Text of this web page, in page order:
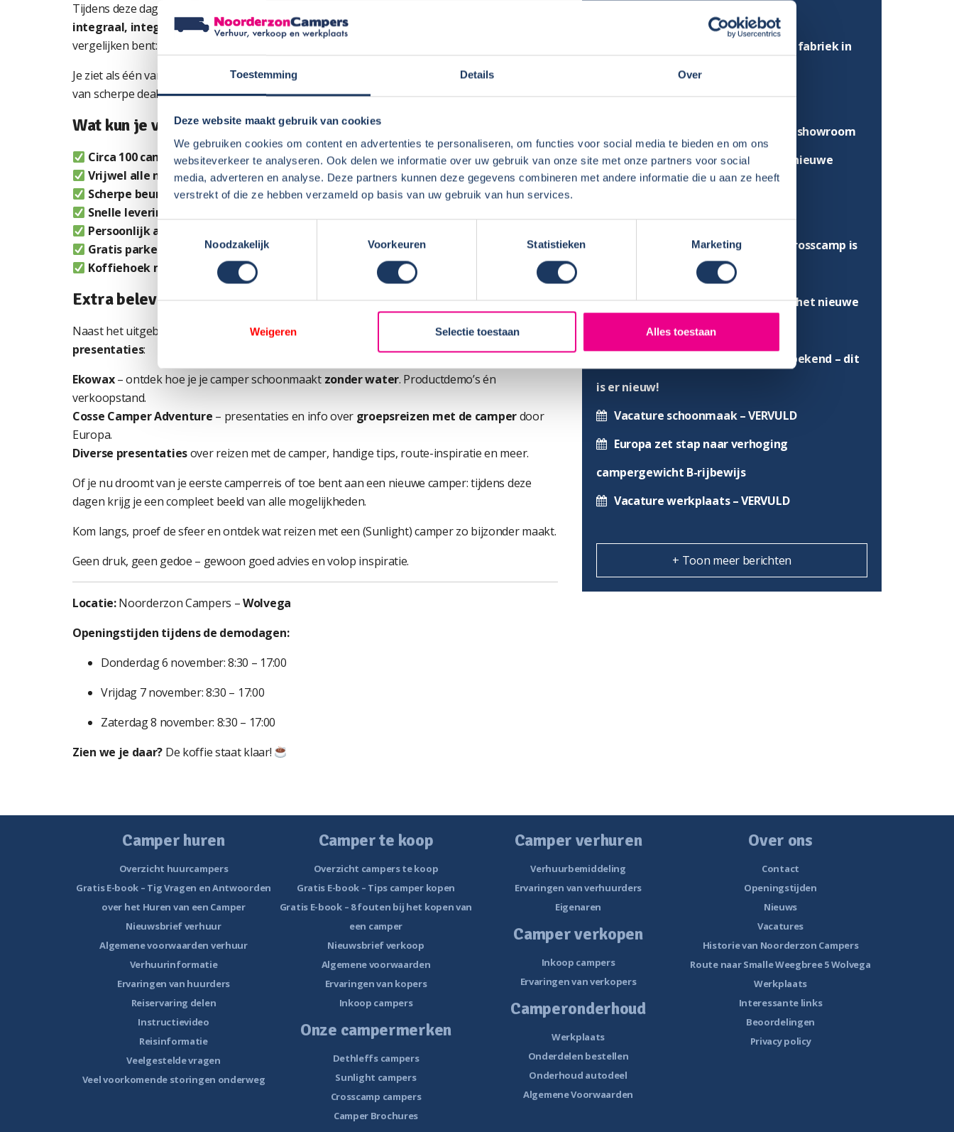
Toestemming Details Over
Deze website maakt gebruik van cookies
We gebruiken cookies om content en advertenties te personaliseren, om functies voor social media te bieden en om ons
websiteverkeer te analyseren. Ook delen we informatie over uw gebruik van onze site met onze partners voor social
media, adverteren en analyse. Deze partners kunnen deze gegevens combineren met andere informatie die u aan ze heeft
verstrekt of die ze hebben verzameld op basis van uw gebruik van hun services.
Toestemmingsselectie
Noodzakelijk
Voorkeuren Statistieken Marketing
Weigeren Selectie toestaan Alles toestaan
Tijdens deze dagen presenteren we
integraal, integraal én buscampers. Of je nu al weet wat je zoekt, of je nog aan het
vergelijken bent:
Je ziet als één van de eersten denieuwe modellen van modeljaar 2026
, én je kunt profiteren
van scherpe deals op een ruime selectienet onderhouden ex-verhuur campers.
Wat kun je verwachten?
Circa 100 campers op voorraad
Vrijwel alle nieuwe 2026 modellenvan Sunlight te bekijken
Scherpe beursaanbiedingen– alleen tijdens de demodagen
Snelle levering
Persoonlijk advies
Gratis parkeren
Koffiehoek met iets lekkers– gezellig en gastvrij zoals je van ons gewend bent
Extra beleving: stands & presentaties
Naast het uitgebreide camperaanbod zijn er ook weer
interessante stands en boeiende
presentaties:
Ekowax– ontdek hoe je je camper schoonmaakt zonder water. Productdemo’s én
verkoopstand.
Cosse Camper Adventure – presentaties en info over groepsreizen met de camperdoor
Europa.
Diverse presentatiesover reizen met de camper, handige tips, route-inspiratie en meer.
Of je nu droomt van je eerste camperreis of toe bent aan een nieuwe camper: tijdens deze
dagen krijg je een compleet beeld van alle mogelijkheden.
Kom langs, proef de sfeer en ontdek wat reizen met een (Sunlight) camper zo bijzonder maakt.
Geen druk, geen gedoe – gewoon goed advies en volop inspiratie.
Locatie:Noorderzon Campers –Wolvega
Openingstijden tijdens de demodagen:
Donderdag 6 november: 8:30 – 17:00
Vrijdag 7 november: 8:30 – 17:00
Zaterdag 8 november: 8:30 – 17:00
Zien we je daar? De koffie staat klaar!
Vacature werkplaats – VERVULD
Ga mee naar de Sunlight/Capron fabriek in
Nog meer 2026 modellen in onze showroom
Profiteer van €1400 voordeel op nieuwe
Vernieuwing wasplaats
Modeljaar ’26 van Dethleffs en Crosscamp is
Een frisse look voor ons terrein – het nieuwe
hekwerk staat!
Sunlight maakt modeljaar 2026 bekend – dit
is er nieuw!
Vacature schoonmaak – VERVULD
Europa zet stap naar verhoging
campergewicht B-rijbewijs
Vacature werkplaats – VERVULD
+ Toon meer berichten
Camper huren
Overzicht huurcampers
Gratis E-book – Tig Vragen en Antwoorden
over het Huren van een Camper
Nieuwsbrief verhuur
Algemene voorwaarden verhuur
Verhuurinformatie
Ervaringen van huurders
Reiservaring delen
Instructievideo
Reisinformatie
Veelgestelde vragen
Veel voorkomende storingen onderweg
Camper te koop
Overzicht campers te koop
Gratis E-book – Tips camper kopen
Gratis E-book – 8 fouten bij het kopen van
een camper
Nieuwsbrief verkoop
Algemene voorwaarden
Ervaringen van kopers
Inkoop campers
Onze campermerken
Dethleffs campers
Sunlight campers
Crosscamp campers
Camper Brochures
Camper verhuren
Verhuurbemiddeling
Ervaringen van verhuurders
Eigenaren
Camper verkopen
Inkoop campers
Ervaringen van verkopers
Camperonderhoud
Werkplaats
Onderdelen bestellen
Onderhoud autodeel
Algemene Voorwaarden
Over ons
Contact
Openingstijden
Nieuws
Vacatures
Historie van Noorderzon Campers
Route naar Smalle Weegbree 5 Wolvega
Werkplaats
Interessante links
Beoordelingen
Privacy policy